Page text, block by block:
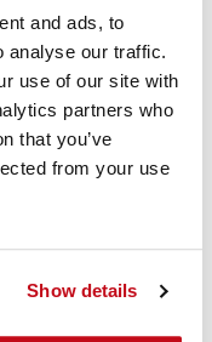
and ads, to
analyse our traffic.
use of our site with
partners who
that you’ve
from your use
Show details
consiste en la
y almidón para
y resistencia al